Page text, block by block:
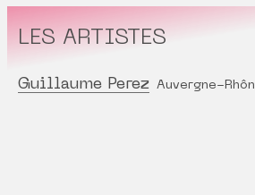
LES ARTISTES
Guillaume Perez Auvergne-